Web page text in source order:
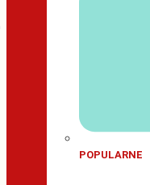
POPULARNE